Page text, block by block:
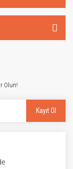
Olun!
Kayıt Ol